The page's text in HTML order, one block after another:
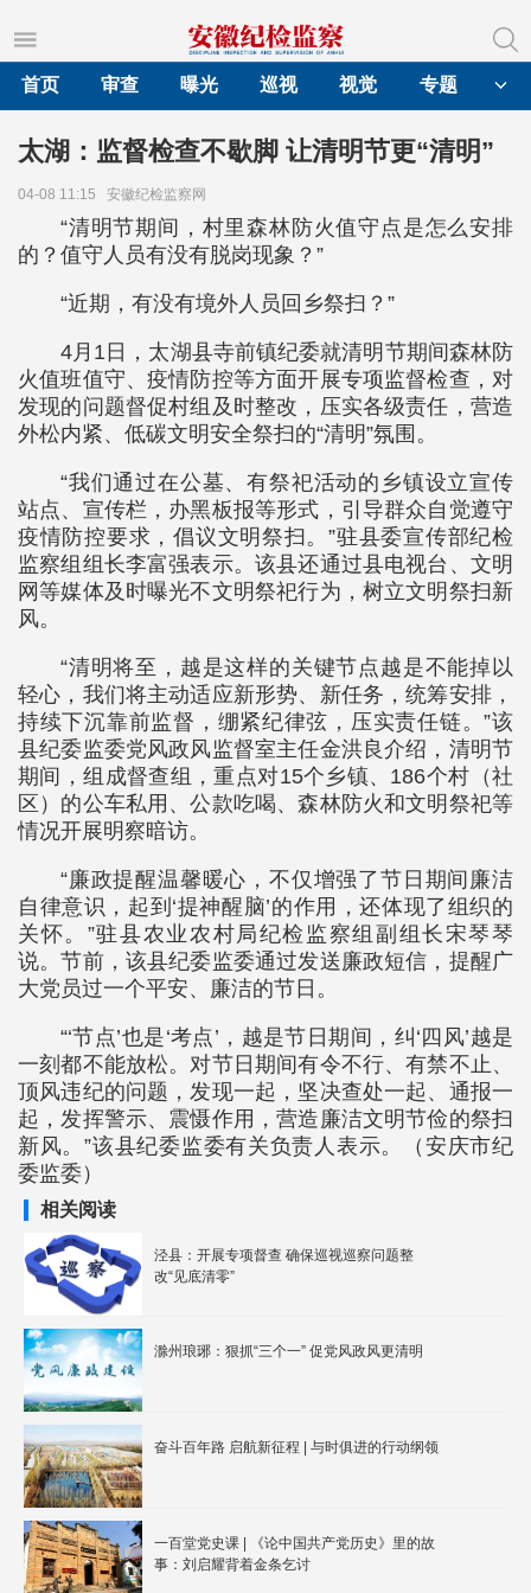
首页
审查 曝光 巡视 视觉 专题
太湖：监督检查不歇脚 让清明节更“清明”
04-08 11:15 安徽纪检监察网
“清明节期间，村里森林防火值守点是怎么安排
的？值守人员有没有脱岗现象？”
“近期，有没有境外人员回乡祭扫？”
4月1日，太湖县寺前镇纪委就清明节期间森林防
火值班值守、疫情防控等方面开展专项监督检查，对
发现的问题督促村组及时整改，压实各级责任，营造
外松内紧、低碳文明安全祭扫的“清明”氛围。
“我们通过在公墓、有祭祀活动的乡镇设立宣传
站点、宣传栏，办黑板报等形式，引导群众自觉遵守
疫情防控要求，倡议文明祭扫。”驻县委宣传部纪检
监察组组长李富强表示。该县还通过县电视台、文明
网等媒体及时曝光不文明祭祀行为，树立文明祭扫新
风。
“清明将至，越是这样的关键节点越是不能掉以
轻心，我们将主动适应新形势、新任务，统筹安排，
持续下沉靠前监督，绷紧纪律弦，压实责任链。”该
县纪委监委党风政风监督室主任金洪良介绍，清明节
期间，组成督查组，重点对15个乡镇、186个村（社
区）的公车私用、公款吃喝、森林防火和文明祭祀等
情况开展明察暗访。
“廉政提醒温馨暖心，不仅增强了节日期间廉洁
自律意识，起到‘提神醒脑’的作用，还体现了组织的
关怀。”驻县农业农村局纪检监察组副组长宋琴琴
说。节前，该县纪委监委通过发送廉政短信，提醒广
大党员过一个平安、廉洁的节日。
“‘节点’也是‘考点’，越是节日期间，纠‘四风’越是
一刻都不能放松。对节日期间有令不行、有禁不止、
顶风违纪的问题，发现一起，坚决查处一起、通报一
起，发挥警示、震慑作用，营造廉洁文明节俭的祭扫
新风。”该县纪委监委有关负责人表示。（安庆市纪
委监委）
相关阅读
泾县：开展专项督查 确保巡视巡察问题整
改“见底清零”
滁州琅琊：狠抓“三个一” 促党风政风更清明
奋斗百年路 启航新征程 | 与时俱进的行动纲领
一百堂党史课 | 《论中国共产党历史》里的故
事：刘启耀背着金条乞讨